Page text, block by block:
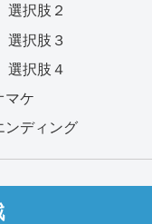
選択肢２
選択肢３
選択肢４
マケ
ディング